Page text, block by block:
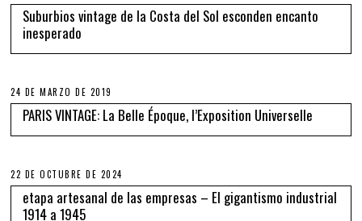
Suburbios vintage de la Costa del Sol esconden encanto
inesperado
24 DE MARZO DE 2019
PARIS VINTAGE: La Belle Époque, l’Exposition Universelle
22 DE OCTUBRE DE 2024
etapa artesanal de las empresas – El gigantismo industrial
1914 a 1945